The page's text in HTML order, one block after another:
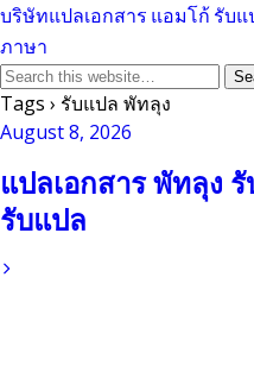
บริษัทแปลเอกสาร แอมโก้ รับ
ภาษา
Tags › รับแปล พัทลุง
August 8, 2026
แปลเอกสาร พัทลุง
รับแปล